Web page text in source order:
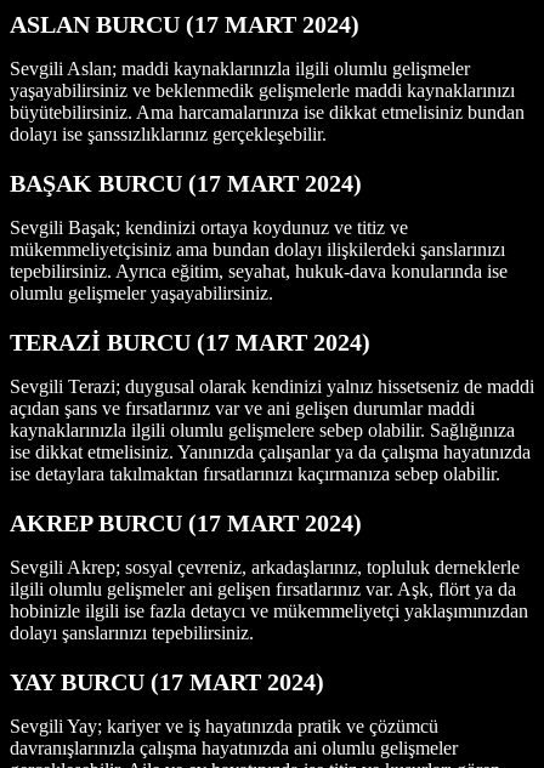
ASLAN BURCU (17 MART 2024)
Sevgili Aslan; maddi kaynaklarınızla ilgili olumlu gelişmeler
yaşayabilirsiniz ve beklenmedik gelişmelerle maddi kaynaklarınızı
büyütebilirsiniz. Ama harcamalarınıza ise dikkat etmelisiniz bundan
dolayı ise şanssızlıklarınız gerçekleşebilir.
BAŞAK BURCU (17 MART 2024)
Sevgili Başak; kendinizi ortaya koydunuz ve titiz ve
mükemmeliyetçisiniz ama bundan dolayı ilişkilerdeki şanslarınızı
tepebilirsiniz. Ayrıca eğitim, seyahat, hukuk-dava konularında ise
olumlu gelişmeler yaşayabilirsiniz.
TERAZİ BURCU (17 MART 2024)
Sevgili Terazi; duygusal olarak kendinizi yalnız hissetseniz de maddi
açıdan şans ve fırsatlarınız var ve ani gelişen durumlar maddi
kaynaklarınızla ilgili olumlu gelişmelere sebep olabilir. Sağlığınıza
ise dikkat etmelisiniz. Yanınızda çalışanlar ya da çalışma hayatınızda
ise detaylara takılmaktan fırsatlarınızı kaçırmanıza sebep olabilir.
AKREP BURCU (17 MART 2024)
Sevgili Akrep; sosyal çevreniz, arkadaşlarınız, topluluk derneklerle
ilgili olumlu gelişmeler ani gelişen fırsatlarınız var. Aşk, flört ya da
hobinizle ilgili ise fazla detaycı ve mükemmeliyetçi yaklaşımınızdan
dolayı şanslarınızı tepebilirsiniz.
YAY BURCU (17 MART 2024)
Sevgili Yay; kariyer ve iş hayatınızda pratik ve çözümcü
davranışlarınızla çalışma hayatınızda ani olumlu gelişmeler